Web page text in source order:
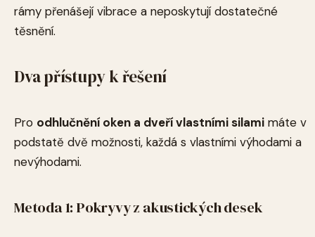
rámy přenášejí vibrace a neposkytují dostatečné
těsnění.
Dva přístupy k řešení
Pro odhlučnění oken a dveří vlastními silami máte v
podstatě dvě možnosti, každá s vlastními výhodami a
nevýhodami.
Metoda 1: Pokryvy z akustických desek